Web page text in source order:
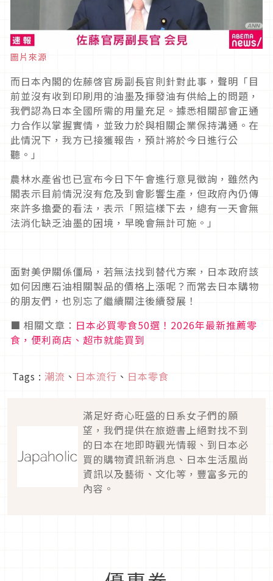
圖片來源
而日本內閣的佐藤啓官房副長官則針對此事，聲明「目
前並沒有收到印刷用的油墨及揮發油有供給上的問題，
我們認為日本全國所需的用量充足。據悉相關部會正通
力合作以掌握實情，並致力於與相關企業保持溝通。在
此情況下，我方已接獲報告，預計將於今日進行公
聽。」
農林水產省也已宣布今日下午會進行意見徵詢，雖然內
閣表示目前情況沒有危及到會影響生產，但政府內仍傳
來許多擔憂的看法，表示「照這樣下去，總有一天會無
法消化缺乏油墨的困境，早晚會無計可施。」
面對美伊關係僵局，若無法找到替代方案，日本政府該
如何因應石油相關製品的價格上漲呢？而常去日本購物
的朋友們，也別忘了繼續關注後續發展！
■ 相關文章： 日本必買零食50選！2026年最新推薦零
食，便利商店、超市就能買到
Tags : 潮流 、 日本流行 、 日本零食
滿足好奇心旺盛的日系女子們的願
望，我們提供在旅遊書上絕對找不到
的日本在地即時觀光情報、到日本必
買的購物資訊新消息、日本生活風尚
資訊以及藝術、文化等，豐富多元的
內容。